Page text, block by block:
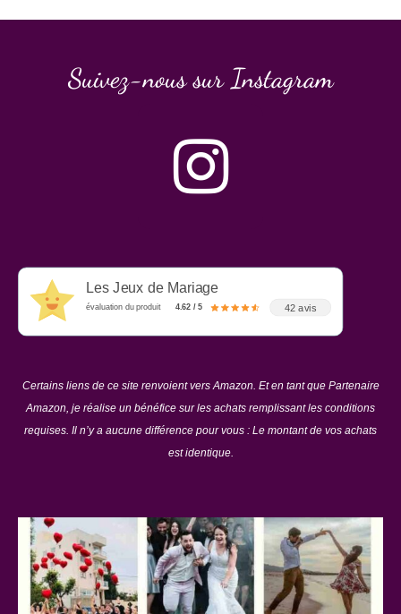
Suivez-nous sur Instagram
Les Jeux de Mariage
évaluation du produit 4.62 / 5 42 avis
Certains liens de ce site renvoient vers Amazon. Et en tant que Partenaire
Amazon, je réalise un bénéfice sur les achats remplissant les conditions
requises. Il n’y a aucune différence pour vous : Le montant de vos achats
est identique.